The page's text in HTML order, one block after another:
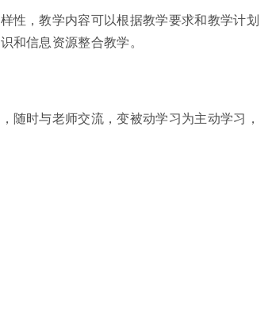
性，教学内容可以根据教学要求和教学计划
和信息资源整合教学。
随时与老师交流，变被动学习为主动学习，